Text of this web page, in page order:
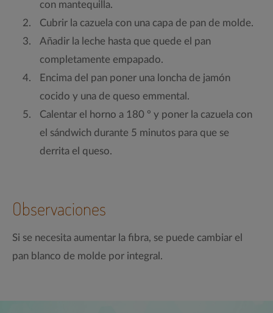
con mantequilla.
Cubrir la cazuela con una capa de pan de molde.
Añadir la leche hasta que quede el pan
completamente empapado.
Encima del pan poner una loncha de jamón
cocido y una de queso emmental.
Calentar el horno a 180 º y poner la cazuela con
el sándwich durante 5 minutos para que se
derrita el queso.
Observaciones
Si se necesita aumentar la fibra, se puede cambiar el
pan blanco de molde por integral.